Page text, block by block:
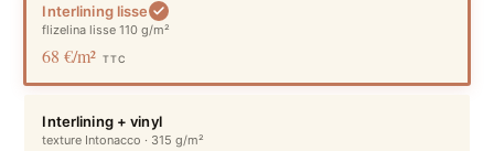
Interlining lisse
flizelina lisse 110 g/m²
68 €/m² TTC
Interlining + vinyl
texture Intonacco · 315 g/m²